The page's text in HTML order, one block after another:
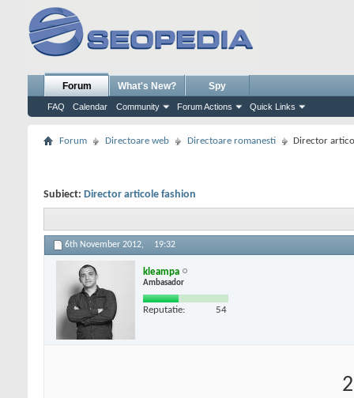
Forum
FAQ Calendar Community Forum Actions Quick Links
What's New? Spy
Forum Directoare web Directoare romanesti Director
Subiect: Director articole fashion
6th November 2012, 19:32
kleampa
Ambasador
Reputatie: 54